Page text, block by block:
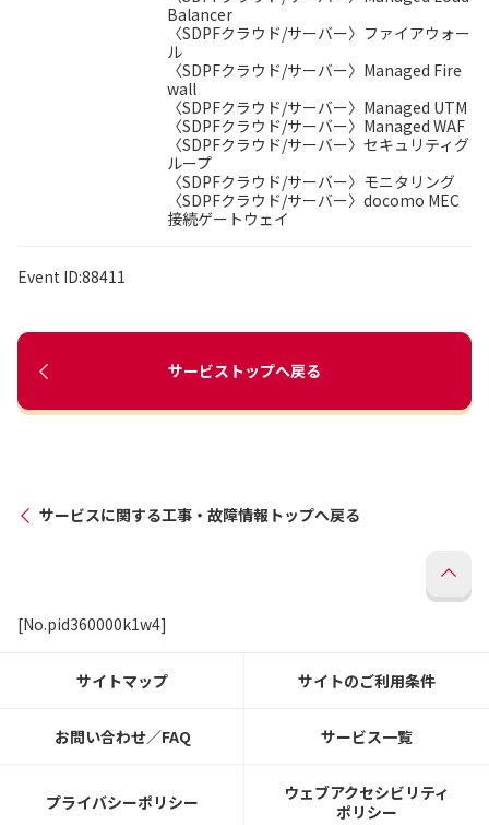
Balancer
〈SDPFクラウド/サーバー〉ファイアウォー
ル
〈SDPFクラウド/サーバー〉Managed Fire
wall
〈SDPFクラウド/サーバー〉Managed UTM
〈SDPFクラウド/サーバー〉Managed WAF
〈SDPFクラウド/サーバー〉セキュリティグ
ループ
〈SDPFクラウド/サーバー〉モニタリング
〈SDPFクラウド/サーバー〉docomo MEC
接続ゲートウェイ
Event ID:88411
サービストップへ戻る
サービスに関する工事・故障情報トップへ戻る
[No.pid360000k1w4]
サイトマップ サイトのご利用条件
お問い合わせ／FAQ サービス一覧
プライバシーポリシー
ウェブアクセシビリティ
ポリシー